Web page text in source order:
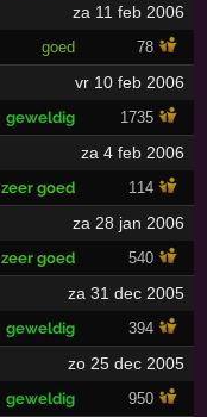
za 11 feb 2006
goed 78
vr 10 feb 2006
geweldig 1735
za 4 feb 2006
zeer goed 114
za 28 jan 2006
zeer goed 540
za 31 dec 2005
geweldig 394
zo 25 dec 2005
geweldig 950